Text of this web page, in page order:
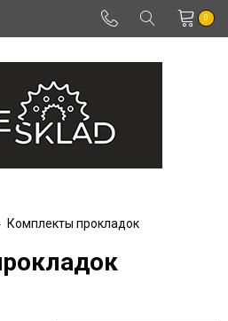
0
Комплекты прокладок